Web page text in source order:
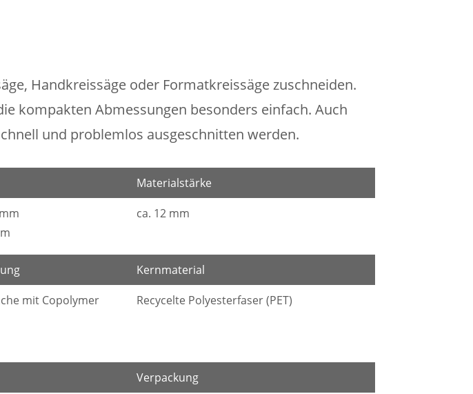
Handkreissäge oder Formatkreissäge zuschneiden.
kompakten Abmessungen besonders einfach. Auch
und problemlos ausgeschnitten werden.
Materialstärke
ca. 12 mm
Kernmaterial
mit Copolymer
Recycelte Polyesterfaser (PET)
Verpackung